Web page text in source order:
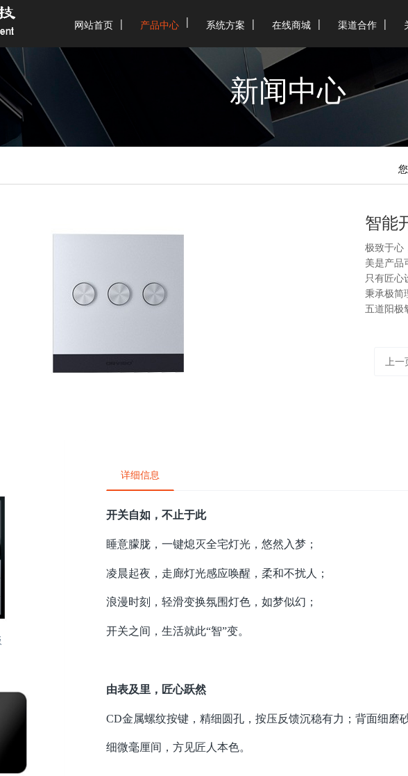
网站首页 产品中心 系统方案 在线商城 渠道合作
新闻中心
智能
极致于心
美是产品
只有匠心
秉承极简
五道阳极
上一
详细信息
开关自如，不止于此
睡意朦胧，一键熄灭全宅灯光，悠然入梦；
凌晨起夜，走廊灯光感应唤醒，柔和不扰人；
浪漫时刻，轻滑变换氛围灯色，如梦似幻；
开关之间，生活就此“智”变。
由表及里，匠心跃然
CD金属螺纹按键，精细圆孔，按压反馈沉稳有力；背面细磨
细微毫厘间，方见匠人本色。